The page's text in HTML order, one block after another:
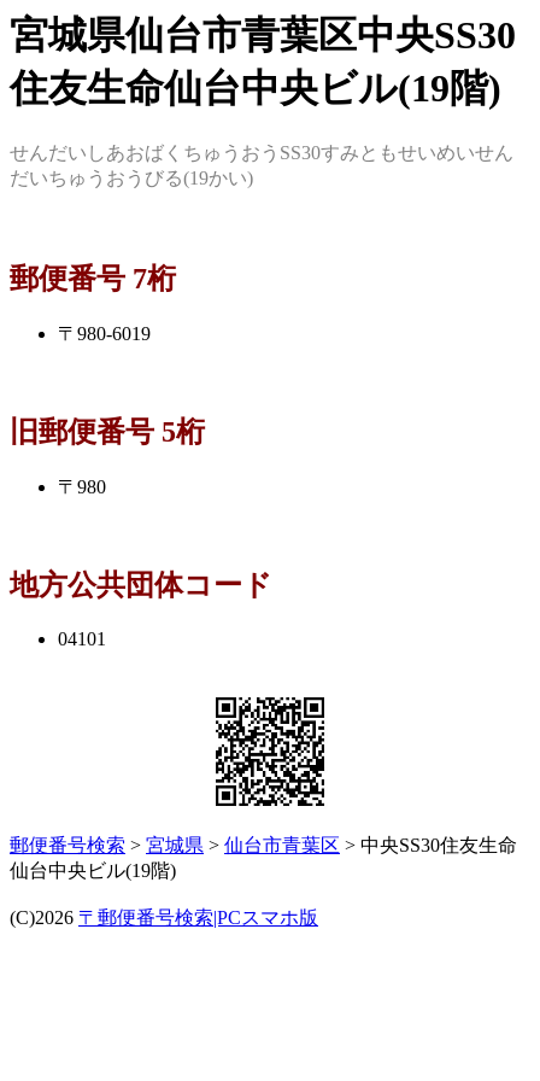
宮城県仙台市青葉区中央SS30
住友生命仙台中央ビル(19階)
せんだいしあおばくちゅうおうSS30すみともせいめいせん
だいちゅうおうびる(19かい)
郵便番号 7桁
〒980-6019
旧郵便番号 5桁
〒980
地方公共団体コード
04101
郵便番号検索 > 宮城県 > 仙台市青葉区 > 中央SS30住友生命
仙台中央ビル(19階)
(C)2026 〒郵便番号検索|PCスマホ版